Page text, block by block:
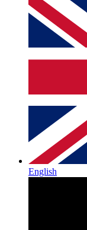
English